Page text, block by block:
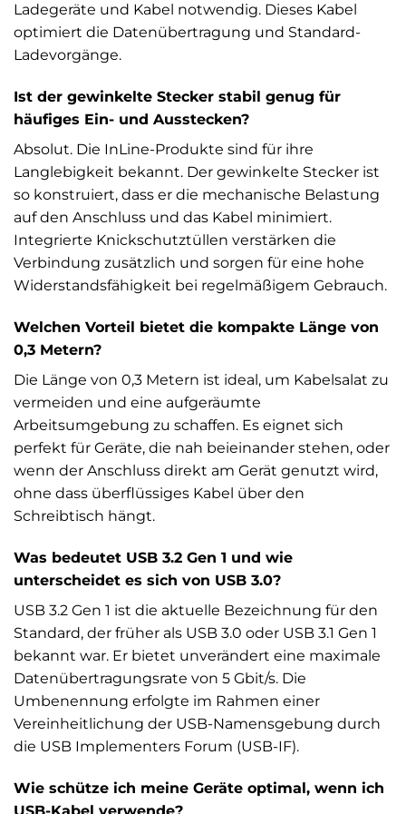
Ladegeräte und Kabel notwendig. Dieses Kabel
optimiert die Datenübertragung und Standard-
Ladevorgänge.
Ist der gewinkelte Stecker stabil genug für
häufiges Ein- und Ausstecken?
Absolut. Die InLine-Produkte sind für ihre
Langlebigkeit bekannt. Der gewinkelte Stecker ist
so konstruiert, dass er die mechanische Belastung
auf den Anschluss und das Kabel minimiert.
Integrierte Knickschutztüllen verstärken die
Verbindung zusätzlich und sorgen für eine hohe
Widerstandsfähigkeit bei regelmäßigem Gebrauch.
Welchen Vorteil bietet die kompakte Länge von
0,3 Metern?
Die Länge von 0,3 Metern ist ideal, um Kabelsalat zu
vermeiden und eine aufgeräumte
Arbeitsumgebung zu schaffen. Es eignet sich
perfekt für Geräte, die nah beieinander stehen, oder
wenn der Anschluss direkt am Gerät genutzt wird,
ohne dass überflüssiges Kabel über den
Schreibtisch hängt.
Was bedeutet USB 3.2 Gen 1 und wie
unterscheidet es sich von USB 3.0?
USB 3.2 Gen 1 ist die aktuelle Bezeichnung für den
Standard, der früher als USB 3.0 oder USB 3.1 Gen 1
bekannt war. Er bietet unverändert eine maximale
Datenübertragungsrate von 5 Gbit/s. Die
Umbenennung erfolgte im Rahmen einer
Vereinheitlichung der USB-Namensgebung durch
die USB Implementers Forum (USB-IF).
Wie schütze ich meine Geräte optimal, wenn ich
USB-Kabel verwende?